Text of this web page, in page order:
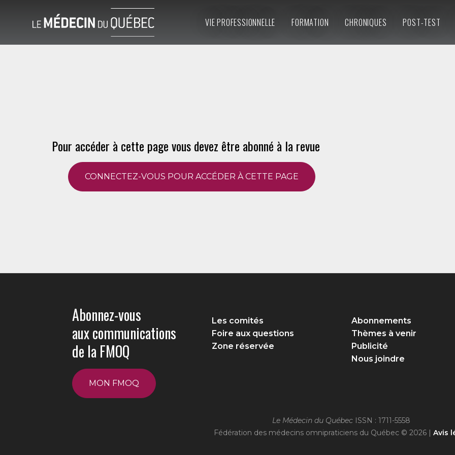
VIE PROFESSIONNELLE FORMATION CHRONIQUES POST-TEST
Pour accéder à cette page vous devez être abonné à la revue
CONNECTEZ-VOUS POUR ACCÉDER À CETTE PAGE
Abonnez-vous
aux communications
de la FMOQ
MON FMOQ
Les comités
Foire aux questions
Zone réservée
Abonnements
Thèmes à venir
Publicité
Nous joindre
Le Médecin du Québec ISSN : 1711-5558
Fédération des médecins omnipraticiens du Québec © 2026 | Avis